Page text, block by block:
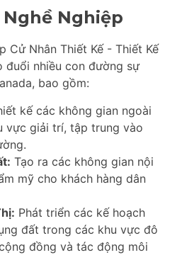
Nghề Nghiệp
Cử Nhân Thiết Kế - Thiết Kế
đuổi nhiều con đường sự
bao gồm:
kế các không gian ngoài
vực giải trí, tập trung vào
Tạo ra các không gian nội
mỹ cho khách hàng dân
Phát triển các kế hoạch
đất trong các khu vực đô
đồng và tác động môi